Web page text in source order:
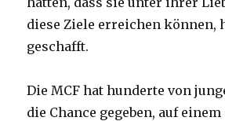
diese Ziele erreichen können,
geschafft.
Die MCF hat hunderte von
die Chance gegeben, auf